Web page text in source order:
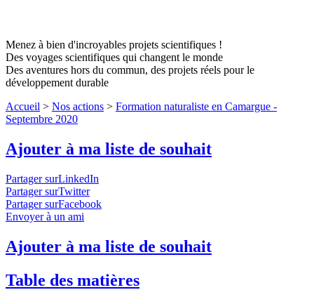
Menez à bien d'incroyables projets scientifiques !
Des voyages scientifiques qui changent le monde
Des aventures hors du commun, des projets réels pour le
développement durable
Accueil > Nos actions > Formation naturaliste en Camargue -
Septembre 2020
Ajouter à ma liste de souhait
Partager surLinkedIn
Partager surTwitter
Partager surFacebook
Envoyer à un ami
Ajouter à ma liste de souhait
Table des matières